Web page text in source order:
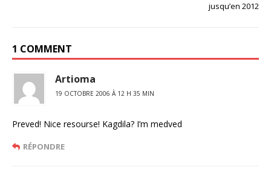
jusqu’en 2012
1 COMMENT
Artioma
19 OCTOBRE 2006 À 12 H 35 MIN
Preved! Nice resourse! Kagdila? I’m medved
RÉPONDRE